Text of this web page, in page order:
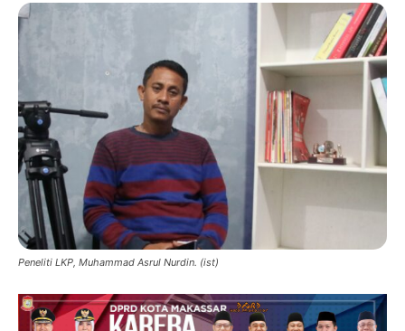
Peneliti LKP, Muhammad Asrul Nurdin. (ist)